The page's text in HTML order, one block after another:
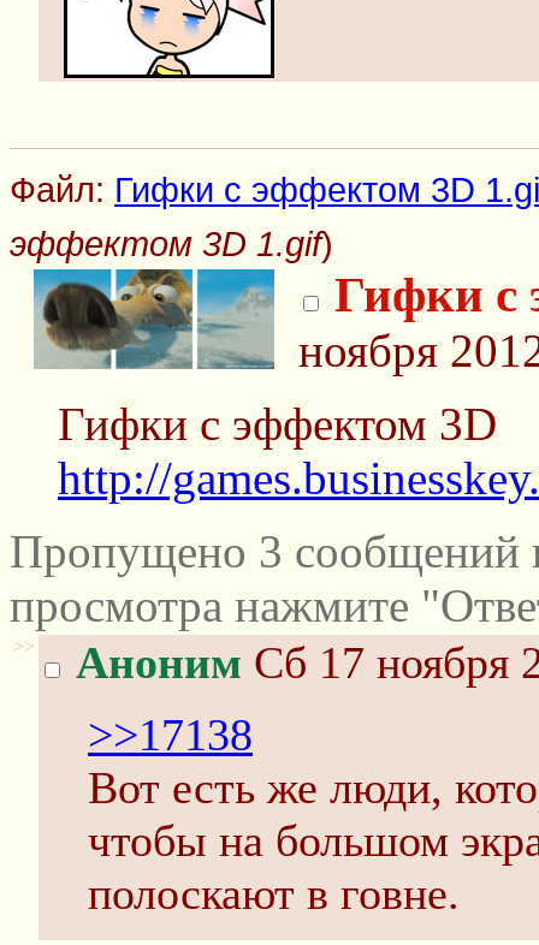
Файл: Гифки с эффектом 3D
эффектом 3D 1.gif)
Гифки с
ноября
Гифки с эффектом 3D
http://
Пропущено 3 сообщений
просмотра нажмите
>> Аноним Сб 17 ноября
>>17138
Вот есть же люди,
чтобы на большом
полоскают в говне.